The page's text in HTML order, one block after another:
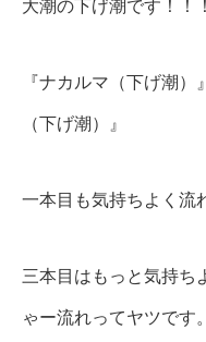
大潮の下げ潮です！！！
『ナカルマ（下げ潮
（下げ潮）』
一本目も気持ちよく流
三本目はもっと気持
ゃー流れってヤツです。